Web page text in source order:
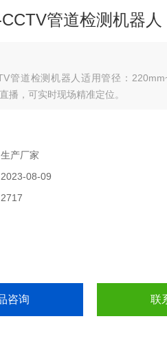
管道检测机器人
管道检测机器人适用管径：
播，可实时现场精准定位。
生产厂家
2023-08-09
2717
咨询 联